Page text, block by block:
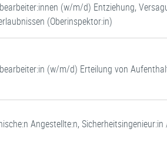
(w/m/d) Entziehung,
(Oberinspektor:in)
(w/m/d) Erteilung von
Angestellte:n,